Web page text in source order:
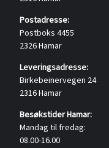
Postadresse:
Postboks 4455
2326 Hamar
Leveringsadresse:
Birkebeinervegen 24
2316 Hamar
Besøkstider Hamar:
Mandag til fredag:
08.00-16.00